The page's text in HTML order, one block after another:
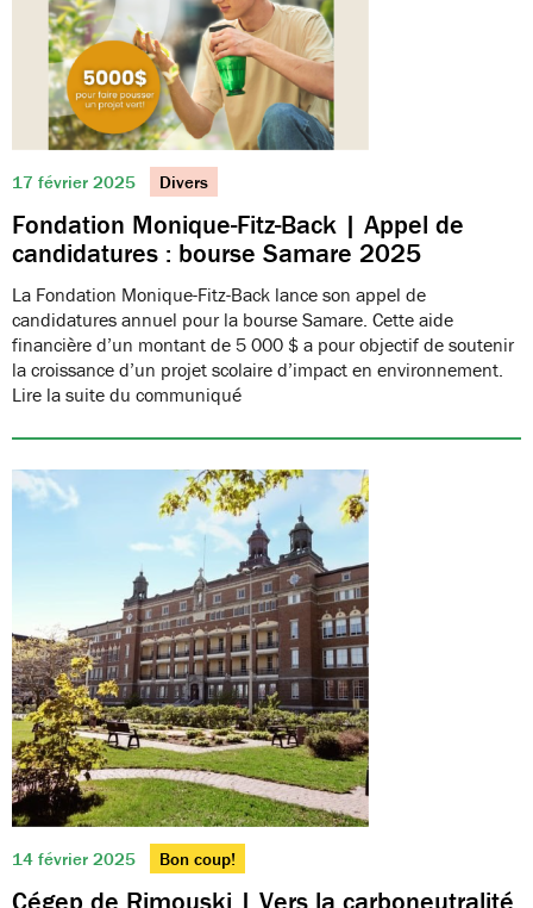
17 février 2025 Divers
Fondation Monique-Fitz-Back | Appel de
candidatures : bourse Samare 2025
La Fondation Monique-Fitz-Back lance son appel de
candidatures annuel pour la bourse Samare. Cette aide
financière d’un montant de 5 000 $ a pour objectif de soutenir
la croissance d’un projet scolaire d’impact en environnement.
Lire la suite du communiqué
14 février 2025 Bon coup!
Cégep de Rimouski | Vers la carboneutralité